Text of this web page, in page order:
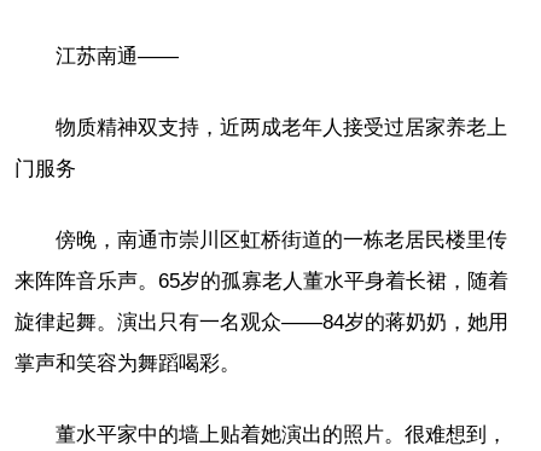
江苏南通——
物质精神双支持，近两成老年人接受过居家养老上
门服务
傍晚，南通市崇川区虹桥街道的一栋老居民楼里传
来阵阵音乐声。65岁的孤寡老人董水平身着长裙，随着
旋律起舞。演出只有一名观众——84岁的蒋奶奶，她用
掌声和笑容为舞蹈喝彩。
董水平家中的墙上贴着她演出的照片。很难想到，